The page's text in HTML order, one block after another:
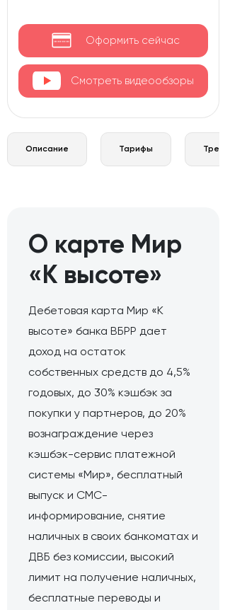
Оформить сейчас
Смотреть видеообзоры
Описание Тарифы
О карте Мир
«К высоте»
Дебетовая карта Мир «К
высоте» банка ВБРР дает
доход на остаток
собственных средств до 4,5%
годовых, до 30% кэшбэк за
покупки у партнеров, до 20%
вознаграждение через
кэшбэк-сервис платежной
системы «Мир», бесплатный
выпуск и СМС-
информирование, снятие
наличных в своих банкоматах и
ДВБ без комиссии, высокий
лимит на получение наличных,
бесплатные переводы и